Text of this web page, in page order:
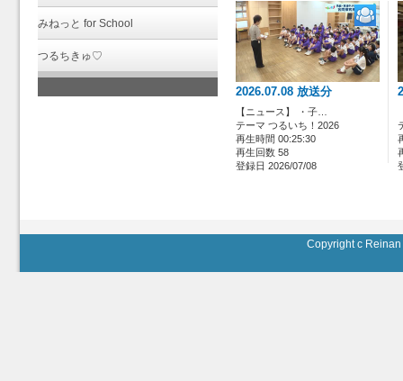
みねっと for School
つるちきゅ♡
2026.07.08 放送分
【ニュース】 ・子…
テーマ つるいち！2026
再生時間 00:25:30
再生回数 58
登録日 2026/07/08
Copyright c